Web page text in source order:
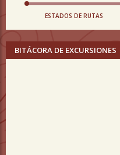
ESTADOS DE RUTAS
BITÁCORA DE EXCURSIONES